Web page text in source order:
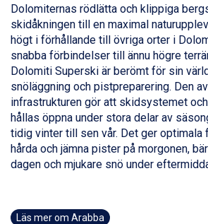
Sölden från 12.995 kr.
Passo Tonale från 5.895 kr.
Bad Hofgastein från 8.595 kr.
Champoluc från 5.945 kr.
Sestriere från 6.945 kr.
Wagrain från 7.095 kr.
Fieberbrunn från 9.645 kr.
Ischgl från 11.295 kr.
Val Thorens från 8.395 kr.
St. Anton från 11.245 kr.
Zell am See från 6.295 kr.
Ponte di Legno från 7.395 kr.
Dolomiternas rödlätta och klippiga
skidåkningen till en maximal
högt i förhållande till övriga orter i
snabba förbindelser till ännu högre
Dolomiti Superski är berömt för sin
snöläggning och pistpreparering. Den
infrastrukturen gör att skidsystemet
hållas öppna under stora delar av
tidig vinter till sen vår. Det ger optimala
hårda och jämna pister på morgonen,
dagen och mjukare snö under
Läs mer om Arabba